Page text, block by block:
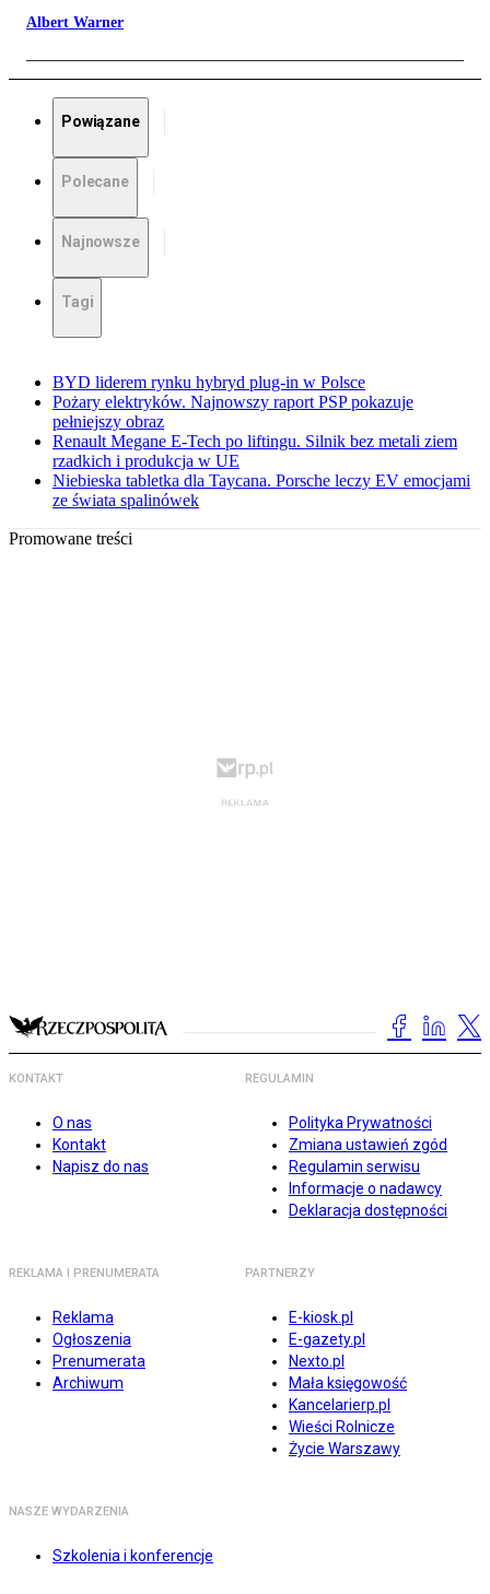
Albert Warner
Powiązane
Polecane
Najnowsze
Tagi
BYD liderem rynku hybryd plug-in w Polsce
Pożary elektryków. Najnowszy raport PSP pokazuje
pełniejszy obraz
Renault Megane E-Tech po liftingu. Silnik bez metali ziem
rzadkich i produkcja w UE
Niebieska tabletka dla Taycana. Porsche leczy EV emocjami
ze świata spalinówek
Promowane treści
KONTAKT
O nas
Kontakt
Napisz do nas
REGULAMIN
Polityka Prywatności
Zmiana ustawień zgód
Regulamin serwisu
Informacje o nadawcy
Deklaracja dostępności
REKLAMA I PRENUMERATA
Reklama
Ogłoszenia
Prenumerata
Archiwum
PARTNERZY
E-kiosk.pl
E-gazety.pl
Nexto.pl
Mała księgowość
Kancelarierp.pl
Wieści Rolnicze
Życie Warszawy
NASZE WYDARZENIA
Szkolenia i konferencje